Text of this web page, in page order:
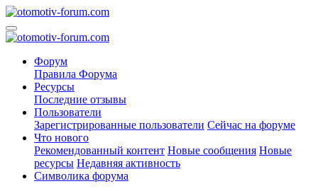
Форум
Правила Форума
Ресурсы
Последние отзывы
Пользователи
Зарегистрированные пользователи Сейчас на форуме
Что нового
Рекомендованный контент Новые сообщения Новые
ресурсы Недавняя активность
Символика форума